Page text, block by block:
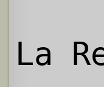
La